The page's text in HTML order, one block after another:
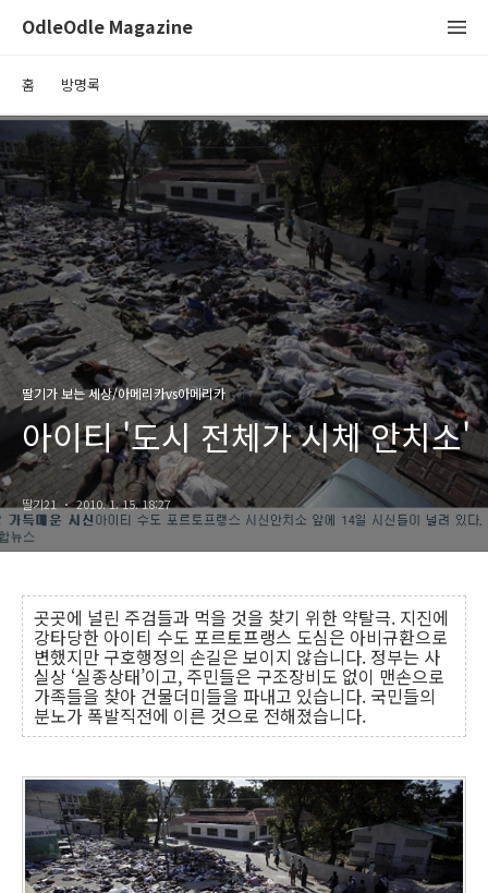
OdleOdle Magazine
홈 방명록
딸기가 보는 세상/아메리카vs아메리카
아이티 '도시 전체가 시체 안치소'
딸기21 2010. 1. 15. 18:27
곳곳에 널린 주검들과 먹을 것을 찾기 위한 약탈극. 지진에
강타당한 아이티 수도 포르토프랭스 도심은 아비규환으로
변했지만 구호행정의 손길은 보이지 않습니다. 정부는 사
실상 ‘실종상태’이고, 주민들은 구조장비도 없이 맨손으로
가족들을 찾아 건물더미들을 파내고 있습니다. 국민들의
분노가 폭발직전에 이른 것으로 전해졌습니다.